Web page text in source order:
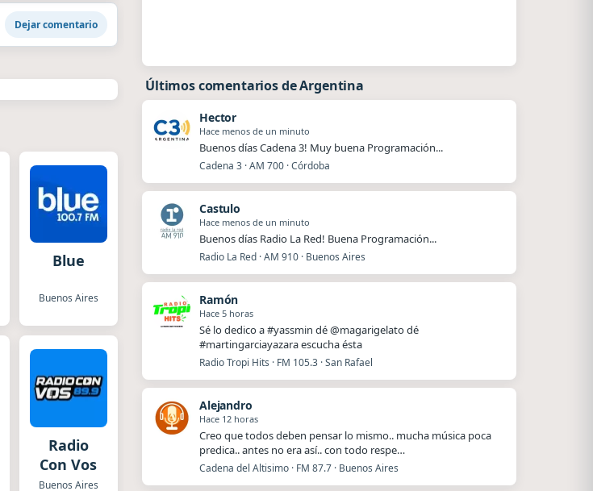
Dejar comentario
Blue
Buenos Aires
Radio
Con Vos
Buenos Aires
Últimos comentarios de Argentina
Hector
Hace menos de un minuto
Buenos días Cadena 3! Muy buena Programación...
Cadena 3 · AM 700 · Córdoba
Castulo
Hace menos de un minuto
Buenos días Radio La Red! Buena Programación...
Radio La Red · AM 910 · Buenos Aires
Ramón
Hace 5 horas
Sé lo dedico a #yassmin dé @magarigelato dé
#martingarciayazara escucha ésta
Radio Tropi Hits · FM 105.3 · San Rafael
Alejandro
Hace 12 horas
Creo que todos deben pensar lo mismo.. mucha música poca
predica.. antes no era así.. con todo respe…
Cadena del Altisimo · FM 87.7 · Buenos Aires